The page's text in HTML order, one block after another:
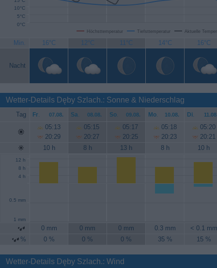
Höchsttemperatur Tiefsttemperatur Aktuelle
0°C
5°C
10°C
Min. 16°C 12°C 11°C 14°C 16°C
Nacht
Wetter-Details Dęby Szlach.: Sonne & Niederschlag
Tag Fr. 07.08. Sa. 08.08. So. 09.08. Mo. 10.08. Di.
05:13
20:29
05:15
20:27
05:17
20:25
05:18
20:23
05:20
20:21
10 h
8 h 13 h 8 h 10 h
4 h
8 h
12 h
0.5 mm
1 mm
0 mm 0 mm 0 mm 0.3 mm
< 0.1 mm
%
0 % 0 % 0 % 35 % 15 %
Wetter-Details Dęby Szlach.: Wind